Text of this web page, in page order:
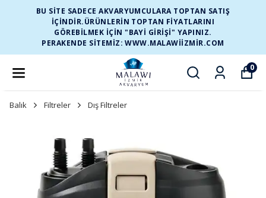
BU SİTE SADECE AKVARYUMCULARA TOPTAN SATIŞ
İÇİNDİR.ÜRÜNLERİN TOPTAN FİYATLARINI
GÖREBİLMEK İÇİN "BAYİ GİRİŞİ" YAPINIZ.
PERAKENDE SİTEMİZ: WWW.MALAWIIZMIR.COM
0
Balık Filtreler Dış Filtreler